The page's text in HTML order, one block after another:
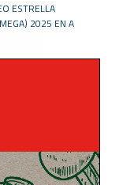
ESTRELLA
2025 EN A